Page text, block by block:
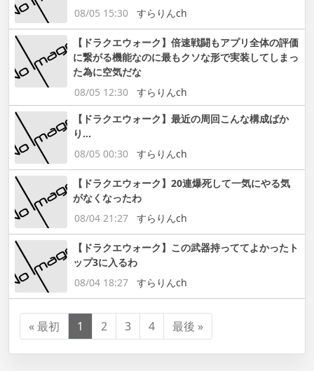
08/05 15:30
すらりんch
【ドラクエウォーク】倍速戦闘もアプリ全体の評価
に繋がる機能なのに最もクソな形で実装してしまっ
た為に空気だな
08/05 12:30
すらりんch
【ドラクエウォーク】最近の周回こんな構成ばか
り…
08/05 00:30
すらりんch
【ドラクエウォーク】20連爆死して一気にやる気
がなくなったわ
08/04 21:27
すらりんch
【ドラクエウォーク】この武器持っててよかったト
ップ3に入るわ
08/04 18:27
すらりんch
« 最初 1 2 3 4 最後 »